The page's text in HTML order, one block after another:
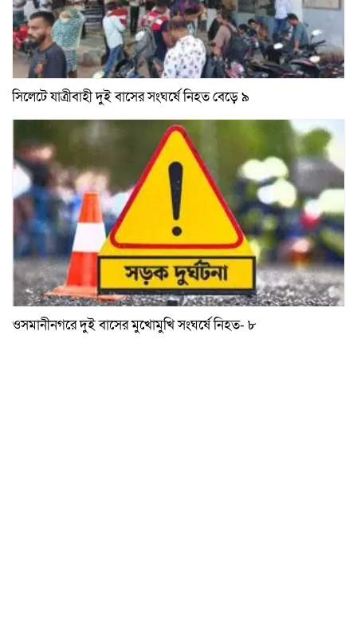
সিলেটে যাত্রীবাহী দুই বাসের সংঘর্ষে নিহত বেড়ে ৯
ওসমানীনগরে দুই বাসের মুখোমুখি সংঘর্ষে নিহত- ৮